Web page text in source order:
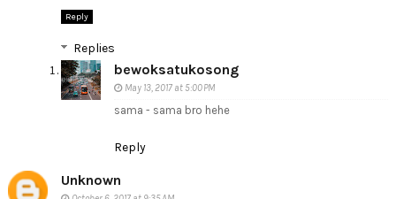
Reply
Replies
bewoksatukosong
May 13, 2017 at 5:00 PM
sama - sama bro hehe
Reply
Unknown